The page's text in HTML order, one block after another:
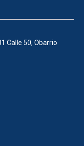
Calle 50, Obarrio